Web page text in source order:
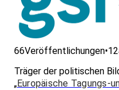
66Veröffentlichungen•12
Träger der politischen
„Europäische Tagungs-